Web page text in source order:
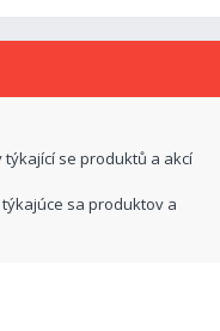
se produktů a akcí
sa produktov a